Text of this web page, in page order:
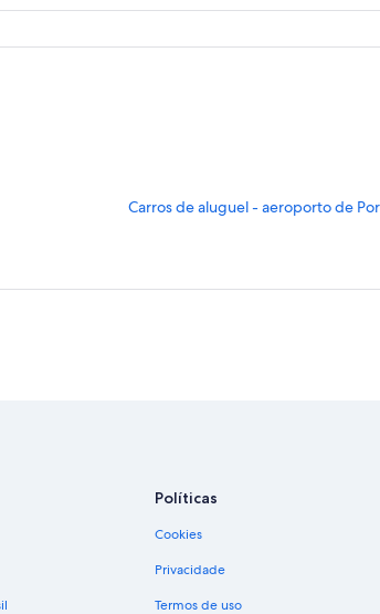
Carros de aluguel - aeroporto de
L
q
Políticas
Cookies
Privacidade
Termos de uso